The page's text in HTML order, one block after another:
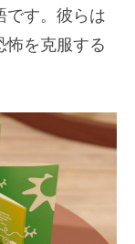
です。彼らは
怖を克服する